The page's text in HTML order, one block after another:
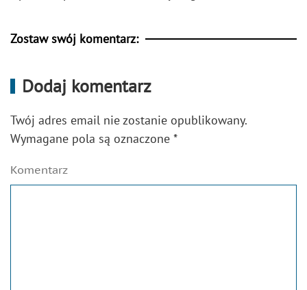
Zostaw swój komentarz:
Dodaj komentarz
Twój adres email nie zostanie opublikowany.
Wymagane pola są oznaczone *
Komentarz